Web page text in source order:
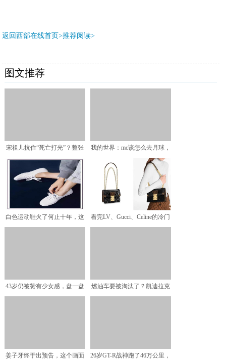
返回西部在线首页>推荐阅读>
图文推荐
宋祖儿抗住“死亡打光”？整张
脸被镜头怼着拍，终相
我的世界：mc该怎么去月球，
一个月球传送门就可以
白色运动鞋火了何止十年，这
看完LV、Gucci、Celine的冷门
43岁仍被赞有少女感，盘一盘
燃油车要被淘汰了？凯迪拉克
姜子牙终于出预告，这个画面
26岁GT-R战神跑了46万公里，